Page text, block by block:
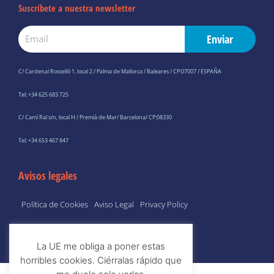
Avisos legales
Política de Cookies Aviso Legal Privacy Policy
Suscríbete a nuestra newsletter
Email
Enviar
C/ Cardenal Rosselló 1, local 2 / Palma de Mallorca / Baleares / CP:07007 / ESPAÑA
Tel: +34 625 683 725
C/ Camí Ral s/n, local H / Premià de Mar/ Barcelona/ CP:08330
Tel: +34 653 467 847
La UE me obliga a poner estas
horribles cookies. Ciérralas rápido que